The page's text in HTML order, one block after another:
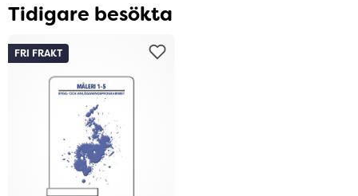
Tidigare besökta
FRI FRAKT